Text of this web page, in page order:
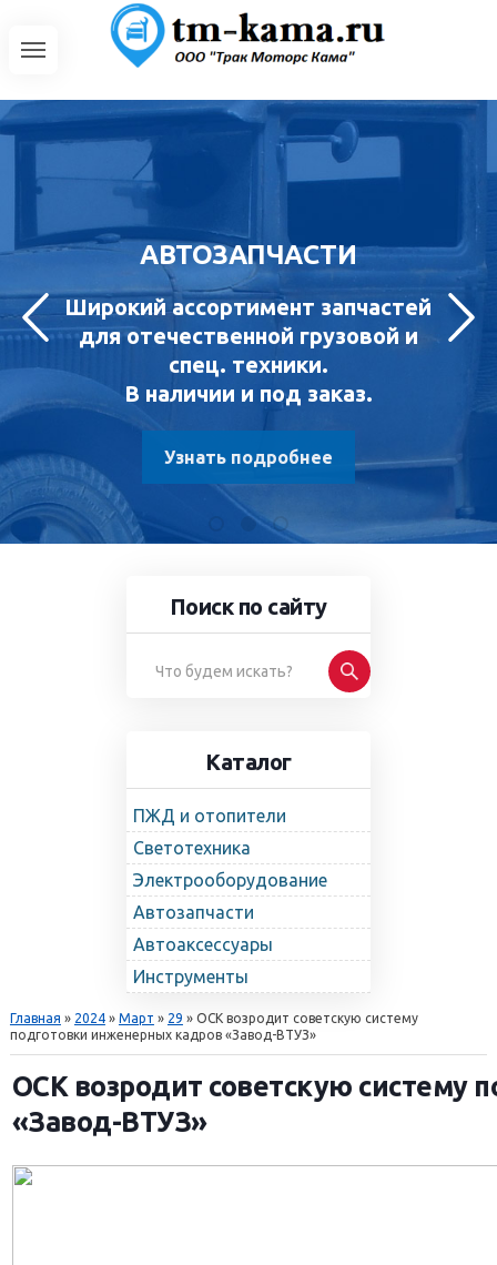
АВТОЗАПЧАСТИ
Широкий ассортимент запчастей
для отечественной грузовой и
спец. техники.
В наличии и под заказ.
Узнать подробнее
Поиск по сайту
Каталог
ПЖД и отопители
Светотехника
Электрооборудование
Автозапчасти
Автоаксессуары
Инструменты
Главная » 2024 » Март » 29 » ОСК возродит советскую систему
подготовки инженерных кадров «Завод-ВТУЗ»
ОСК возродит советскую систему
«Завод-ВТУЗ»